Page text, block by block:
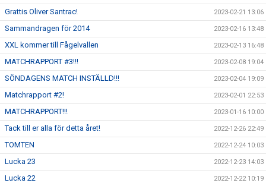
Grattis Oliver Santrac! 2023-02-21 13:06
Sammandragen för 2014 2023-02-16 13:48
XXL kommer till Fågelvallen 2023-02-13 16:48
MATCHRAPPORT #3!!! 2023-02-08 19:04
SÖNDAGENS MATCH INSTÄLLD!!! 2023-02-04 19:09
Matchrapport #2! 2023-02-01 22:53
MATCHRAPPORT!!! 2023-01-16 10:00
Tack till er alla för detta året! 2022-12-26 22:49
TOMTEN 2022-12-24 10:03
Lucka 23 2022-12-23 14:03
Lucka 22 2022-12-22 10:19